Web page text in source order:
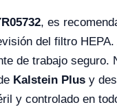
, es
del filtro
de trabajo seguro.
Kalstein Plus y
y controlado en